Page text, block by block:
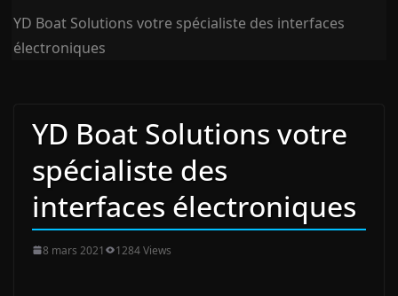
YD Boat Solutions votre spécialiste des interfaces
électroniques
YD Boat Solutions votre
spécialiste des
interfaces électroniques
8 mars 2021 1284 Views